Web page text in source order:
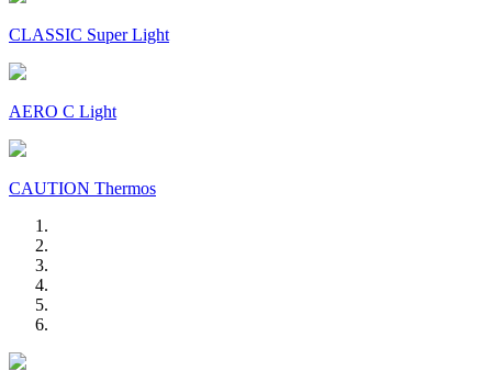
CLASSIC Super Light
AERO C Light
CAUTION Thermos